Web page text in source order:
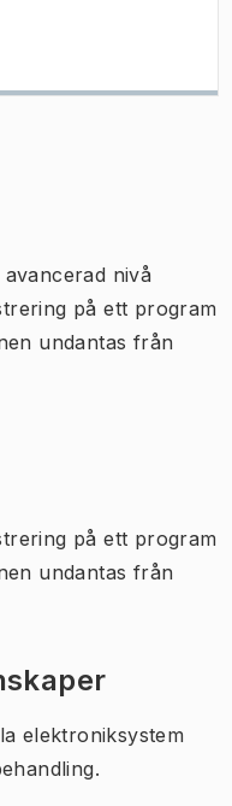
nivå
på ett program
undantas från
på ett program
undantas från
elektroniksystem